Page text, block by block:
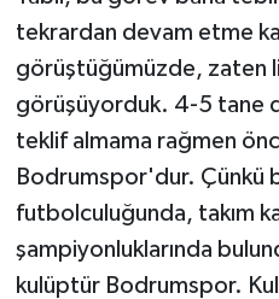
tekrardan devam etme
görüştüğümüzde, zaten
görüşüyorduk. 4-5 tane
teklif almama rağmen
Bodrumspor'dur. Çünkü
futbolculuğunda, takım
şampiyonluklarında
kulüptür Bodrumspor.